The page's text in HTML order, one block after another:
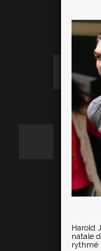
Harold
natale
rythmé